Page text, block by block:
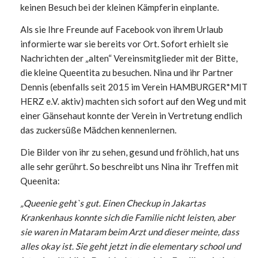
keinen Besuch bei der kleinen Kämpferin einplante.
Als sie Ihre Freunde auf Facebook von ihrem Urlaub
informierte war sie bereits vor Ort. Sofort erhielt sie
Nachrichten der „alten“ Vereinsmitglieder mit der Bitte,
die kleine Queentita zu besuchen. Nina und ihr Partner
Dennis (ebenfalls seit 2015 im Verein HAMBURGER*MIT
HERZ e.V. aktiv) machten sich sofort auf den Weg und mit
einer Gänsehaut konnte der Verein in Vertretung endlich
das zuckersüße Mädchen kennenlernen.
Die Bilder von ihr zu sehen, gesund und fröhlich, hat uns
alle sehr gerührt. So beschreibt uns Nina ihr Treffen mit
Queenita:
„Queenie geht`s gut. Einen Checkup in Jakartas
Krankenhaus konnte sich die Familie nicht leisten, aber
sie waren in Mataram beim Arzt und dieser meinte, dass
alles okay ist. Sie geht jetzt in die elementary school und